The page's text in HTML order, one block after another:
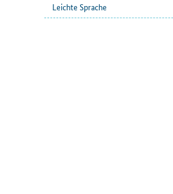
Leichte Sprache